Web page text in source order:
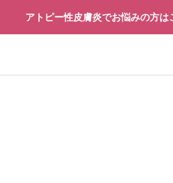
アトピー性皮膚炎でお悩みの方は